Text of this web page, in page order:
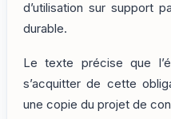
d’utilisation sur support
durable.
Le texte précise que
s’acquitter de cette
une copie du projet de